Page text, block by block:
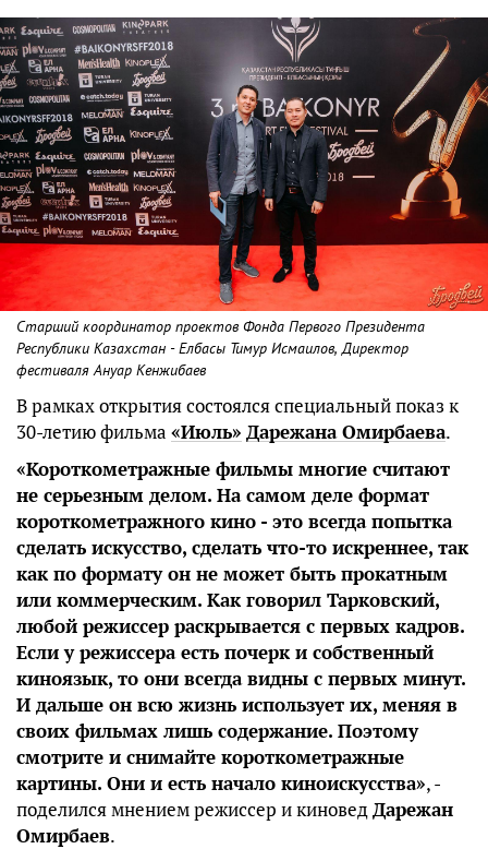
Старший координатор проектов Фонда Первого Президента
Республики Казахстан - Елбасы Тимур Исмаилов, Директор
фестиваля Ануар Кенжибаев
В рамках открытия состоялся специальный показ к
30-летию фильма «Июль» Дарежана Омирбаева.
«Короткометражные фильмы многие считают
не серьезным делом. На самом деле формат
короткометражного кино - это всегда попытка
сделать искусство, сделать что-то искреннее, так
как по формату он не может быть прокатным
или коммерческим. Как говорил Тарковский,
любой режиссер раскрывается с первых кадров.
Если у режиссера есть почерк и собственный
киноязык, то они всегда видны с первых минут.
И дальше он всю жизнь использует их, меняя в
своих фильмах лишь содержание. Поэтому
смотрите и снимайте короткометражные
картины. Они и есть начало киноискусства», -
поделился мнением режиссер и киноведДарежан
Омирбаев.